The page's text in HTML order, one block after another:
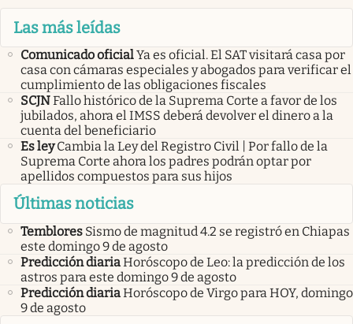
Las más leídas
Comunicado oficialYa es oficial. El SAT visitará casa por
casa con cámaras especiales y abogados para verificar el
cumplimiento de las obligaciones fiscales
SCJNFallo histórico de la Suprema Corte a favor de los
jubilados, ahora el IMSS deberá devolver el dinero a la
cuenta del beneficiario
Es ley Cambia la Ley del Registro Civil | Por fallo de la
Suprema Corte ahora los padres podrán optar por
apellidos compuestos para sus hijos
Últimas noticias
Temblores Sismo de magnitud 4.2 se registró en Chiapas
este domingo 9 de agosto
Predicción diariaHoróscopo de Leo: la predicción de los
astros para este domingo 9 de agosto
Predicción diariaHoróscopo de Virgo para HOY, domingo
9 de agosto